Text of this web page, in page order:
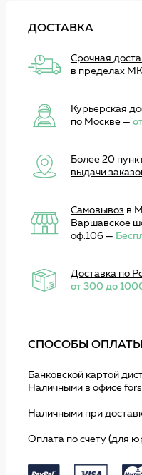
ДОСТАВКА
Срочная
в пределах
Курьерская
по Москве —
Более 20
выдачи
Самовывоз в
Варшавское
оф.106 —
Доставка по
от 300 до
СПОСОБЫ ОПЛАТЫ
Банковской картой
Наличными в офисе
Наличными при
Оплата по счету (для